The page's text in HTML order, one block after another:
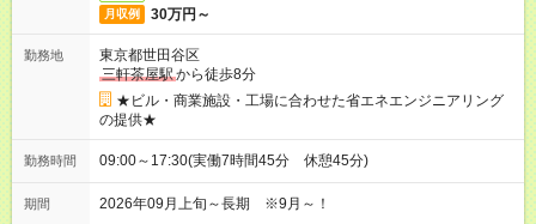
月収例 30万円～
勤務地
東京都世田谷区
三軒茶屋駅から徒歩8分
★ビル・商業施設・工場に合わせた省エネエンジニアリング
の提供★
勤務時間 09:00～17:30(実働7時間45分 休憩45分)
期間 2026年09月上旬～長期 ※9月～！